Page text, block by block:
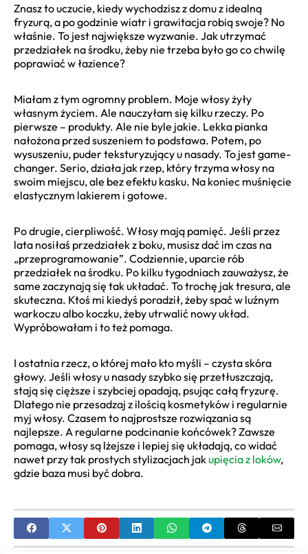
Znasz to uczucie, kiedy wychodzisz z domu z idealną
fryzurą, a po godzinie wiatr i grawitacja robią swoje? No
właśnie. To jest największe wyzwanie. Jak utrzymać
przedziałek na środku, żeby nie trzeba było go co chwilę
poprawiać w łazience?
Miałam z tym ogromny problem. Moje włosy żyły
własnym życiem. Ale nauczyłam się kilku rzeczy. Po
pierwsze – produkty. Ale nie byle jakie. Lekka pianka
nałożona przed suszeniem to podstawa. Potem, po
wysuszeniu, puder teksturyzujący u nasady. To jest game-
changer. Serio, działa jak rzep, który trzyma włosy na
swoim miejscu, ale bez efektu kasku. Na koniec muśnięcie
elastycznym lakierem i gotowe.
Po drugie, cierpliwość. Włosy mają pamięć. Jeśli przez
lata nosiłaś przedziałek z boku, musisz dać im czas na
„przeprogramowanie”. Codziennie, uparcie rób
przedziałek na środku. Po kilku tygodniach zauważysz, że
same zaczynają się tak układać. To trochę jak tresura, ale
skuteczna. Ktoś mi kiedyś poradził, żeby spać w luźnym
warkoczu albo koczku, żeby utrwalić nowy układ.
Wypróbowałam i to też pomaga.
I ostatnia rzecz, o której mało kto myśli – czysta skóra
głowy. Jeśli włosy u nasady szybko się przetłuszczają,
stają się cięższe i szybciej opadają, psując całą fryzurę.
Dlatego nie przesadzaj z ilością kosmetyków i regularnie
myj włosy. Czasem to najprostsze rozwiązania są
najlepsze. A regularne podcinanie końcówek? Zawsze
pomaga, włosy są lżejsze i lepiej się układają, co widać
nawet przy tak prostych stylizacjach jakupięcia z loków,
gdzie baza musi być dobra.